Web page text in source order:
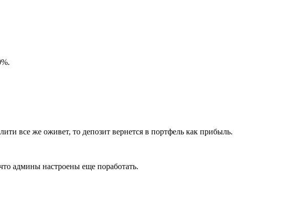
все же оживет, то депозит вернется в портфель как прибыль.
админы настроены еще поработать.